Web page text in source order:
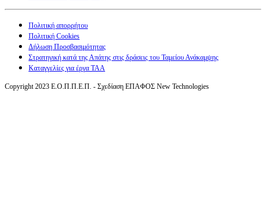
Πολιτική απορρήτου
Πολιτική Cookies
Δήλωση Προσβασιμότητας
Στρατηγική κατά της Απάτης στις δράσεις του Ταμείου Ανάκαμψης
Καταγγελίες για έργα ΤΑΑ
Copyright 2023 Ε.Ο.Π.Π.Ε.Π. - Σχεδίαση ΕΠΑΦΟΣ New Technologies